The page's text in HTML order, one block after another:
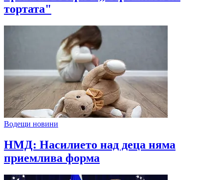
тортата"
Водещи новини
НМД: Насилието над деца няма
приемлива форма